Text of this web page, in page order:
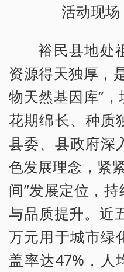
活动现场
裕民县地处
资源得天独厚，
物天然基因库”，
花期绵长、种质
县委、县政府深
色发展理念，紧
间”发展定位，
与品质提升。近
万元用于城市绿
盖率达47%，人